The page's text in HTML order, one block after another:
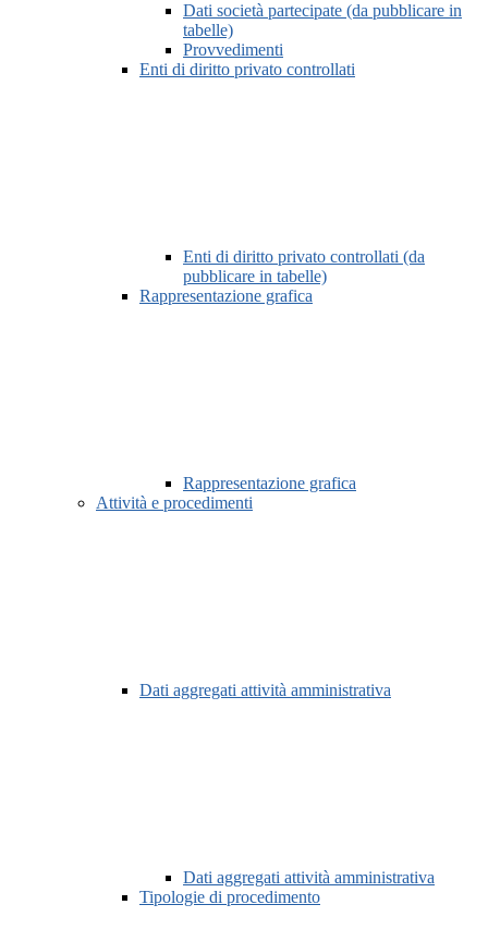
Dati società partecipate (da pubblicare in
tabelle)
Provvedimenti
Enti di diritto privato controllati
Enti di diritto privato controllati (da
pubblicare in tabelle)
Rappresentazione grafica
Rappresentazione grafica
Attività e procedimenti
Dati aggregati attività amministrativa
Dati aggregati attività amministrativa
Tipologie di procedimento